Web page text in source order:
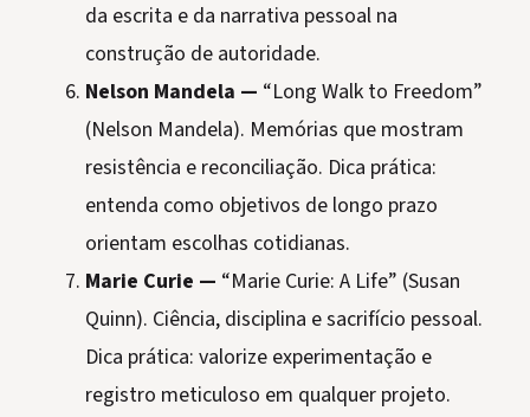
da escrita e da narrativa pessoal na
construção de autoridade.
Nelson Mandela — “Long Walk to Freedom”
(Nelson Mandela). Memórias que mostram
resistência e reconciliação. Dica prática:
entenda como objetivos de longo prazo
orientam escolhas cotidianas.
Marie Curie — “Marie Curie: A Life” (Susan
Quinn). Ciência, disciplina e sacrifício pessoal.
Dica prática: valorize experimentação e
registro meticuloso em qualquer projeto.